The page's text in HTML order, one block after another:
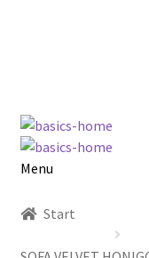
Zur
Navigation
springen
Zum
Inhalt
springen
Menu
Kataloge Landhaus
Start